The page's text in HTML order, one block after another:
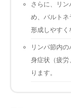
さらに、リ
め、バルトネ
形成しやすく
リンパ節内
身症状（疲労
ります。